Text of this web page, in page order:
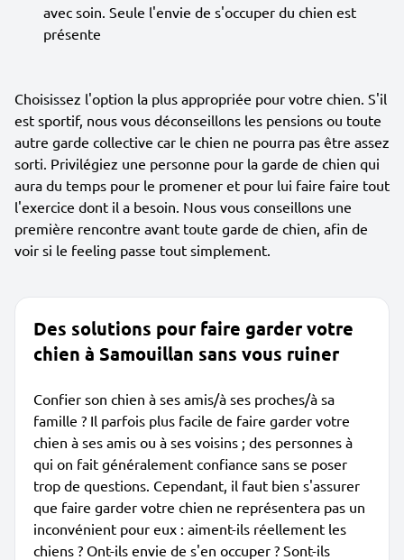
avec soin. Seule l'envie de s'occuper du chien est
présente
Choisissez l'option la plus appropriée pour votre chien. S'il
est sportif, nous vous déconseillons les pensions ou toute
autre garde collective car le chien ne pourra pas être assez
sorti. Privilégiez une personne pour la garde de chien qui
aura du temps pour le promener et pour lui faire faire tout
l'exercice dont il a besoin. Nous vous conseillons une
première rencontre avant toute garde de chien, afin de
voir si le feeling passe tout simplement.
Des solutions pour faire garder votre
chien à Samouillan sans vous ruiner
Confier son chien à ses amis/à ses proches/à sa
famille ? Il parfois plus facile de faire garder votre
chien à ses amis ou à ses voisins ; des personnes à
qui on fait généralement confiance sans se poser
trop de questions. Cependant, il faut bien s'assurer
que faire garder votre chien ne représentera pas un
inconvénient pour eux : aiment-ils réellement les
chiens ? Ont-ils envie de s'en occuper ? Sont-ils